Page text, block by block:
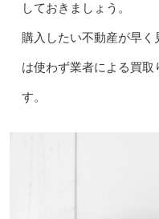
しておきましょう。
購入したい不動産が早
は使わず業者による買
す。